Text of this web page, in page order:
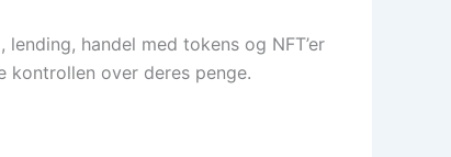
handel med tokens og NFT’er
kontrollen over deres penge.